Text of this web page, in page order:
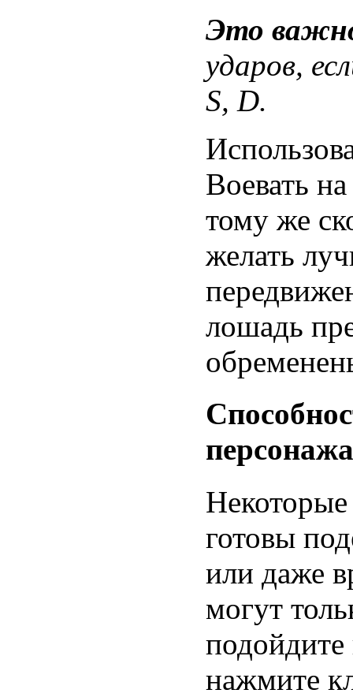
Это
ударов,
S, D.
Воевать
тому же
желать
лошадь
готовы
или даже
могут
нажмите